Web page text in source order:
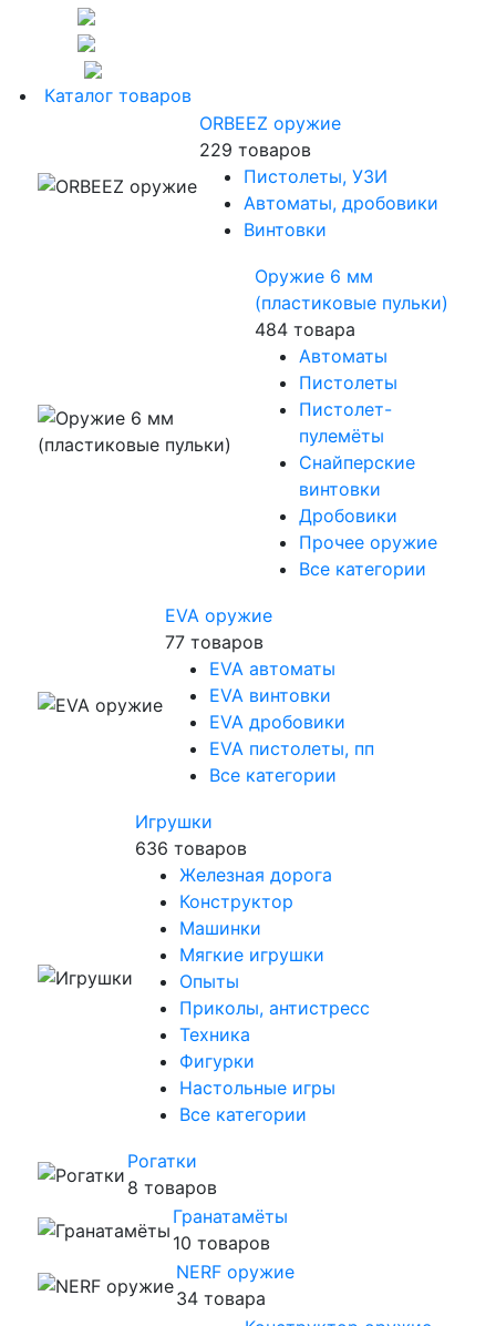
Каталог товаров
ORBEEZ оружие
229 товаров
Пистолеты, УЗИ
Автоматы, дробовики
Винтовки
Оружие 6 мм
(пластиковые пульки)
484 товара
Автоматы
Пистолеты
Пистолет-
пулемёты
Снайперские
винтовки
Дробовики
Прочее оружие
Все категории
EVA оружие
77 товаров
EVA автоматы
EVA винтовки
EVA дробовики
EVA пистолеты, пп
Все категории
Игрушки
636 товаров
Железная дорога
Конструктор
Машинки
Мягкие игрушки
Опыты
Приколы, антистресс
Техника
Фигурки
Настольные игры
Все категории
Рогатки
8 товаров
Гранатамёты
10 товаров
NERF оружие
34 товара